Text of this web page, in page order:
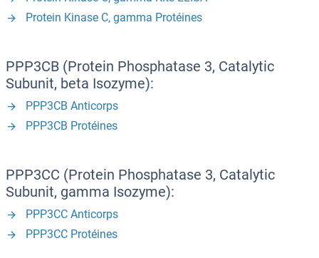
Protein Kinase C, gamma Protéines
PPP3CB (Protein Phosphatase 3, Catalytic
Subunit, beta Isozyme):
PPP3CB Anticorps
PPP3CB Protéines
PPP3CC (Protein Phosphatase 3, Catalytic
Subunit, gamma Isozyme):
PPP3CC Anticorps
PPP3CC Protéines